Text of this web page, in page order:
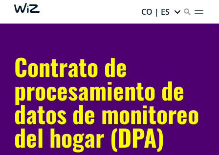
CO | ES
Contrato de
procesamiento de
datos de monitoreo
del hogar (DPA)